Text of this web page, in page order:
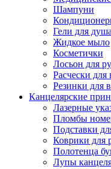
Шампуни
Гели для душа
Жидкое мыло
Косметички
Лосьон для
Расчески для
Резинки для
Канцелярские
Лазерные
Пломбы
Подставки
Коврики для
Полотенца
Лупы